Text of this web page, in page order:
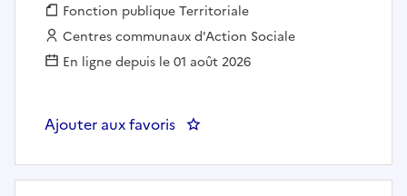
Fonction publique :
Fonction publique Territoriale
Employeur :
Centres communaux d'Action Sociale
En ligne depuis le 01 août 2026
Ajouter aux favoris : Infirmier - C.C.A.S DE VIF